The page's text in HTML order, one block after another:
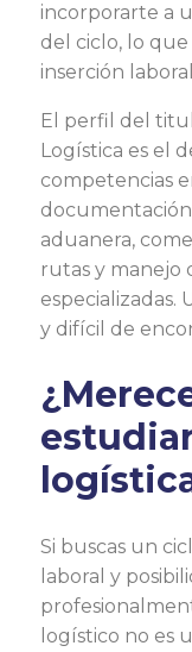
incorporarte a
del ciclo, lo
inserción
El perfil del
Logística es el
competencias
aduanera,
rutas y manejo
y difícil de
Si buscas un
laboral y
logístico no es